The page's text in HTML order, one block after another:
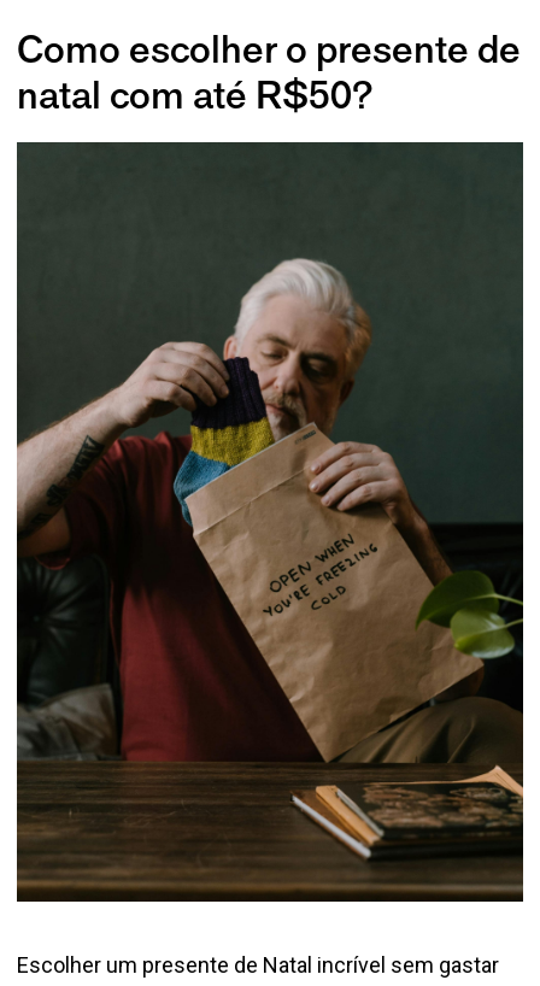
Como escolher o presente de
natal com até R$50?
Escolher um presente de Natal incrível sem gastar